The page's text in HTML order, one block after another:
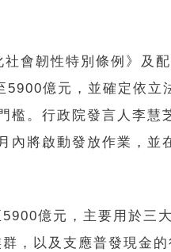
會韌性特別條例》及
億元，並確定依立
檻。行政院發言人李慧
內將啟動發放作業，並
億元，主要用於三
，以及支應普發現金的